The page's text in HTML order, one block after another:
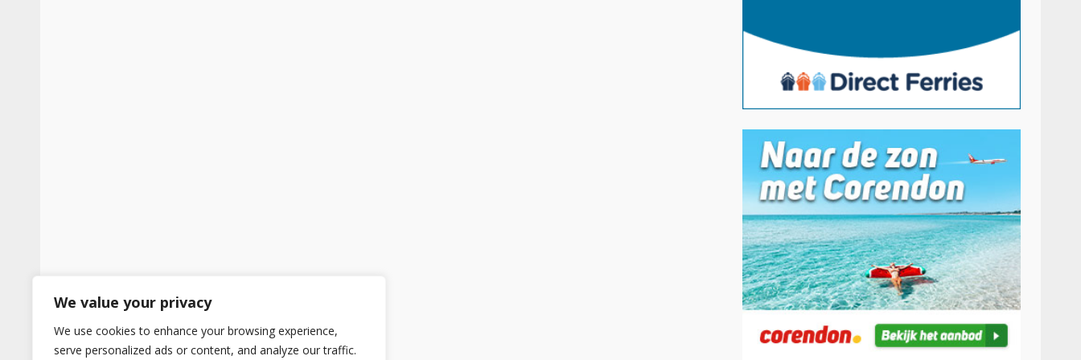
We value your privacy
We use cookies to enhance your browsing experience,
serve personalized ads or content, and analyze our traffic.